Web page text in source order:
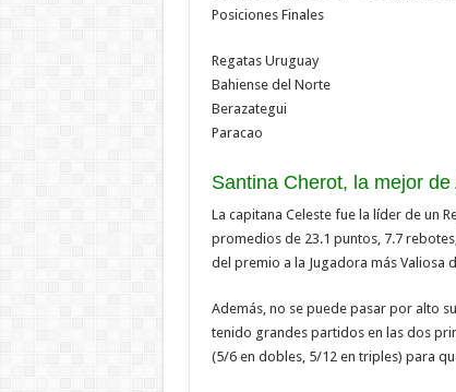
Posiciones Finales
Regatas Uruguay
Bahiense del Norte
Berazategui
Paracao
Santina Cherot, la mejor de
La capitana Celeste fue la líder de un
promedios de 23.1 puntos, 7.7
del premio a la Jugadora más Valiosa
Además, no se puede pasar por alto
tenido grandes partidos en las dos
(5/6 en dobles, 5/12 en triples) para